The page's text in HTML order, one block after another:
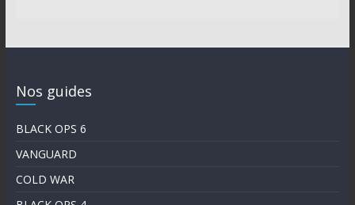
Nos guides
BLACK OPS 6
VANGUARD
COLD WAR